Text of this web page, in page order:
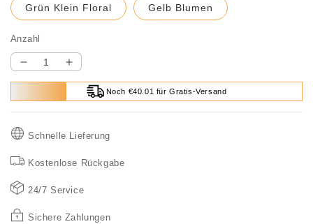
Grün Klein Floral Gelb Blumen
Anzahl
Verringere
die
Menge
Bogen-
Knoten-
Haarnadel
Erhöhe
die
Menge
Knoten-
Haarnadel
Noch €40.01 für Gratis-Versand
Schnelle Lieferung
Kostenlose Rückgabe
24/7 Service
Sichere Zahlungen